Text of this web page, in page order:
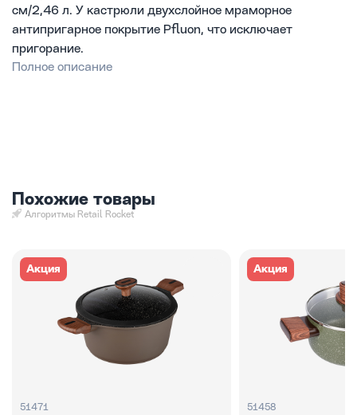
см/2,46 л. У кастрюли двухслойное мраморное
антипригарное покрытие Pfluon, что исключает
пригорание.
Полное описание
Похожие товары
Алгоритмы Retail Rocket
Акция
51471
Акция
51458